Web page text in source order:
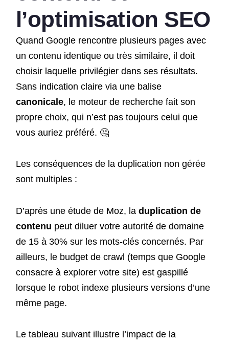
l’optimisation SEO
Quand Google rencontre plusieurs pages avec
un contenu identique ou très similaire, il doit
choisir laquelle privilégier dans ses résultats.
Sans indication claire via une balise
canonicale, le moteur de recherche fait son
propre choix, qui n’est pas toujours celui que
vous auriez préféré. 🤔
Les conséquences de la duplication non gérée
sont multiples :
D’après une étude de Moz, la duplication de
contenu peut diluer votre autorité de domaine
de 15 à 30% sur les mots-clés concernés. Par
ailleurs, le budget de crawl (temps que Google
consacre à explorer votre site) est gaspillé
lorsque le robot indexe plusieurs versions d’une
même page.
Le tableau suivant illustre l’impact de la